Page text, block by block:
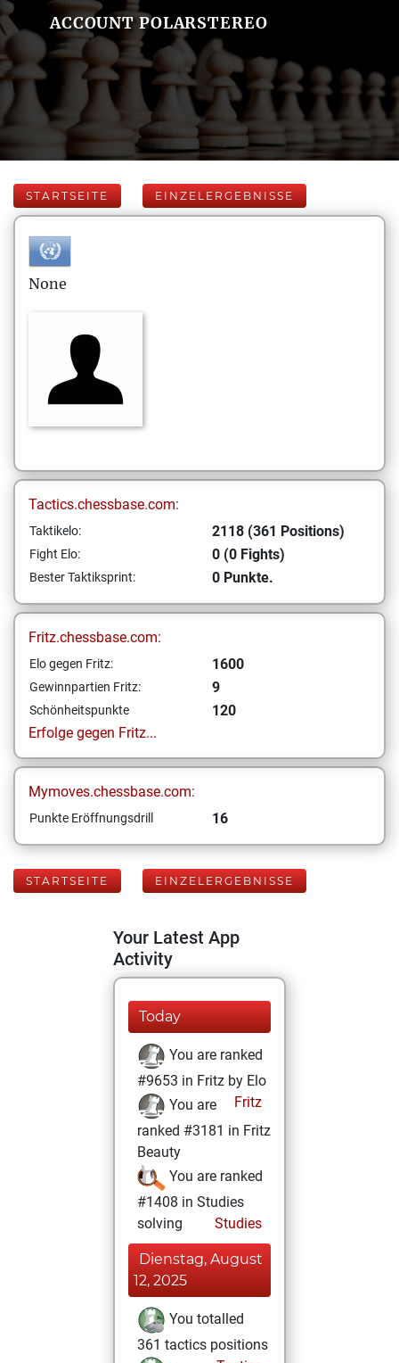
ACCOUNT POLARSTEREO
STARTSEITE EINZELERGEBNISSE
None
Tactics.chessbase.com:
Taktikelo: 2118 (361 Positions)
Fight Elo: 0 (0 Fights)
Bester Taktiksprint: 0 Punkte.
Fritz.chessbase.com:
Elo gegen Fritz: 1600
Gewinnpartien Fritz: 9
Schönheitspunkte
120
Erfolge gegen Fritz...
Mymoves.chessbase.com:
Punkte Eröffnungsdrill 16
STARTSEITE EINZELERGEBNISSE
Your Latest App
Activity
Today
You are ranked
#9653 in Fritz by Elo
Fritz
You are
ranked #3181 in Fritz
Beauty
You are ranked
#1408 in Studies
solving
Studies
Dienstag, August
12, 2025
You totalled
361 tactics positions